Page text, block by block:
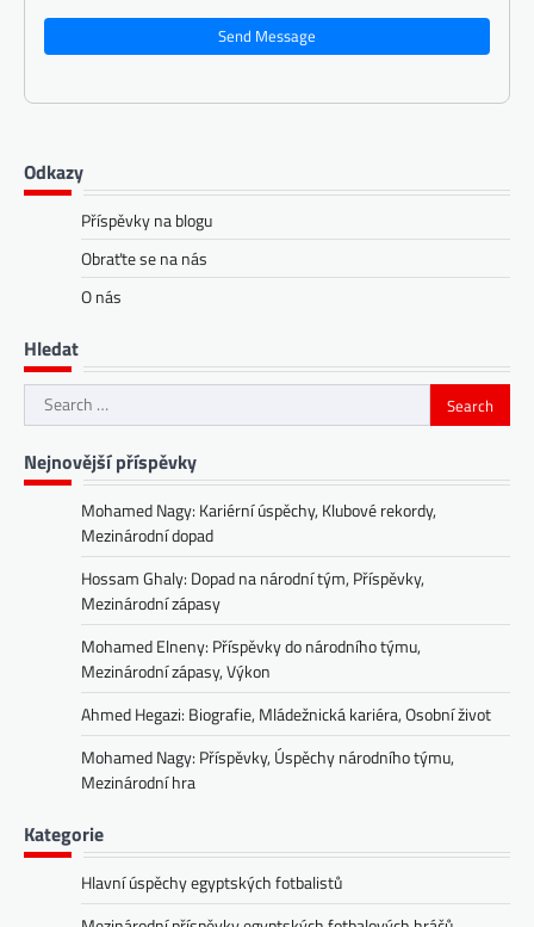
Send Message
Odkazy
Příspěvky na blogu
Obraťte se na nás
O nás
Hledat
Search
for:
Nejnovější příspěvky
Mohamed Nagy: Kariérní úspěchy, Klubové rekordy,
Mezinárodní dopad
Hossam Ghaly: Dopad na národní tým, Příspěvky,
Mezinárodní zápasy
Mohamed Elneny: Příspěvky do národního týmu,
Mezinárodní zápasy, Výkon
Ahmed Hegazi: Biografie, Mládežnická kariéra, Osobní život
Mohamed Nagy: Příspěvky, Úspěchy národního týmu,
Mezinárodní hra
Kategorie
Hlavní úspěchy egyptských fotbalistů